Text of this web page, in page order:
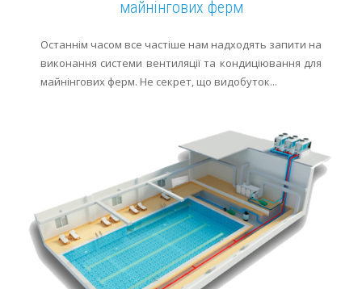
майнінгових ферм
Останнім часом все частіше нам надходять запити на
виконання системи вентиляції та кондиціювання для
майнінгових ферм. Не секрет, що видобуток...